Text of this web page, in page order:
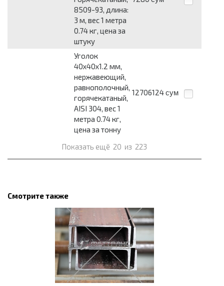
8509-93, длина:
3 м, вес 1 метра
0.74 кг, цена за
штуку
Уголок
40x40x1.2 мм,
нержавеющий,
равнополочный,
горячекатаный,
AISI 304, вес 1
метра 0.74 кг,
цена за тонну
12706124 сум
Показать ещё 20 из 223
Смотрите также